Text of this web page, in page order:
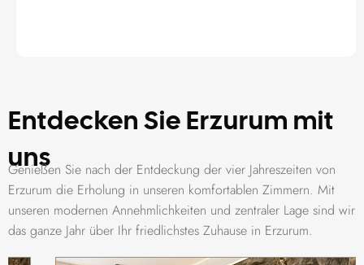
Entdecken Sie Erzurum mit
uns
Genießen Sie nach der Entdeckung der vier Jahreszeiten von
Erzurum die Erholung in unseren komfortablen Zimmern. Mit
unseren modernen Annehmlichkeiten und zentraler Lage sind wir
das ganze Jahr über Ihr friedlichstes Zuhause in Erzurum.